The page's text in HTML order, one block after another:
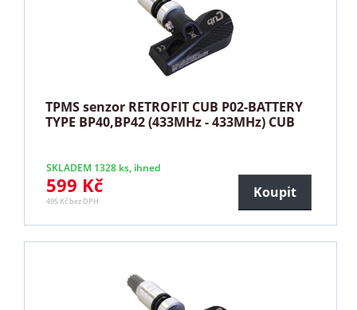
TPMS senzor RETROFIT CUB P02-BATTERY
TYPE BP40,BP42 (433MHz - 433MHz) CUB
SKLADEM 1328 ks, ihned
599 Kč
495 Kč bez DPH
Koupit